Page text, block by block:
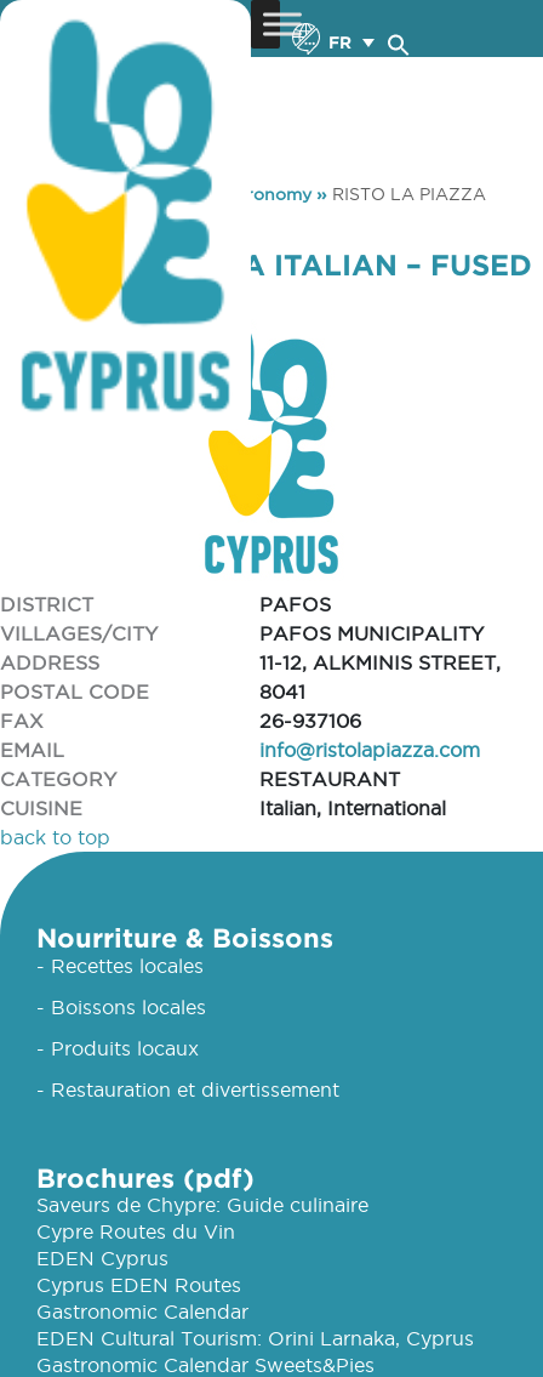
FR
You are here: Home »Gastronomy» RISTO LA PIAZZA
ITALIAN – FUSED CUISINE
RISTO LA PIAZZA ITALIAN – FUSED
CUISINE
DISTRICT
PAFOS
VILLAGES/CITY
PAFOS MUNICIPALITY
ADDRESS
11-12, ALKMINIS STREET,
POSTAL CODE
8041
FAX
26-937106
EMAIL
info@ristolapiazza.com
CATEGORY
RESTAURANT
CUISINE
Italian, International
back to top
Nourriture & Boissons
- Recettes locales
- Boissons locales
- Produits locaux
- Restauration et divertissement
Brochures (pdf)
Saveurs de Chypre: Guide culinaire
Cypre Routes du Vin
EDEN Cyprus
Cyprus EDEN Routes
Gastronomic Calendar
EDEN Cultural Tourism: Orini Larnaka, Cyprus
Gastronomic Calendar Sweets&Pies